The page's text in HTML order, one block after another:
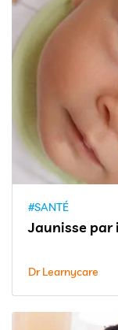
#SANTÉ
Jaunisse
Dr Learnycare